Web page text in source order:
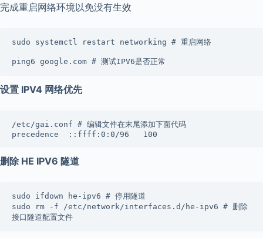
完成重启网络环境以免没有生效
sudo systemctl restart networking # 重启网络
ping6 google.com # 测试IPV6是否正常
设置 IPV4 网络优先
/etc/gai.conf # 编辑文件在末尾添加下面代码
precedence  ::ffff:0:0/96   100
删除 HE IPV6 隧道
sudo ifdown he-ipv6 # 停用隧道
sudo rm -f /etc/network/interfaces.d/he-ipv6 # 删除
接口隧道配置文件